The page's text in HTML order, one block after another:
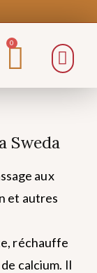
0
Sweda
aux
et autres
réchauffe
calcium. Il